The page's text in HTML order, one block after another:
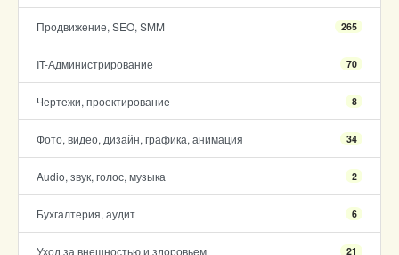
Продвижение, SEO, SMM 265
IT-Администрирование 70
Чертежи, проектирование 8
Фото, видео, дизайн, графика, анимация 34
Audio, звук, голос, музыка 2
Бухгалтерия, аудит 6
Уход за внешностью и здоровьем 21